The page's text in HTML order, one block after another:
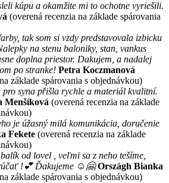
kúpu a okamžite mi to ochotne vyriešili.
(overená recenzia na základe spárovania
tak som si vzdy predstavovala izbicku
na stenu baloniky, stan, vankus
doplna priestor. Dakujem, a nadalej
po stranke! Petra Koczmanová
základe spárovania s objednávkou)
pro syna přišla rychle a materiál kvalitní.
Menšíková (overená recenzia na základe
je úžasný milá komunikácia, doručenie
Fekete (overená recenzia na základe
od lovel , veľmi sa z neho tešíme,
!💕 Ďakujeme ☺️🤗 Országh Bianka
základe spárovania s objednávkou)